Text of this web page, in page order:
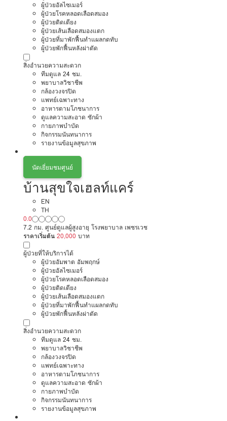
ผู้ป่วยอัลไซเมอร์
ผู้ป่วยโรคหลอดเลือดสมอง
ผู้ป่วยติดเตียง
ผู้ป่วยเส้นเลือดสมองแตก
ผู้ป่วยที่มาพักฟื้นทำแผลกดทับ
ผู้ป่วยพักฟื้นหลังผ่าตัด
สิ่งอำนวยความสะดวก
ทีมดูแล 24 ชม.
พยาบาลวิชาชีพ
กล้องวงจรปิด
แพทย์เฉพาะทาง
อาหารตามโภชนาการ
ดูแลความสะอาด ซักผ้า
กายภาพบำบัด
กิจกรรมนันทนาการ
รายงานข้อมูลสุขภาพ
นัดเยี่ยมชมศูนย์
บ้านสุขใจเฮลท์แคร์
EN
TH
0.0
7.2 กม. ศูนย์ดูแลผู้สูงอายุ โรงพยาบาล เพชรเวช
ราคาเริ่มต้น 20,000 บาท
ผู้ป่วยที่ให้บริการได้
ผู้ป่วยอัมพาต อัมพฤกษ์
ผู้ป่วยอัลไซเมอร์
ผู้ป่วยโรคหลอดเลือดสมอง
ผู้ป่วยติดเตียง
ผู้ป่วยเส้นเลือดสมองแตก
ผู้ป่วยที่มาพักฟื้นทำแผลกดทับ
ผู้ป่วยพักฟื้นหลังผ่าตัด
สิ่งอำนวยความสะดวก
ทีมดูแล 24 ชม.
พยาบาลวิชาชีพ
กล้องวงจรปิด
แพทย์เฉพาะทาง
อาหารตามโภชนาการ
ดูแลความสะอาด ซักผ้า
กายภาพบำบัด
กิจกรรมนันทนาการ
รายงานข้อมูลสุขภาพ